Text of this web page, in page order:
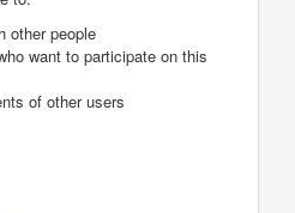
other people
want to participate on this
of other users